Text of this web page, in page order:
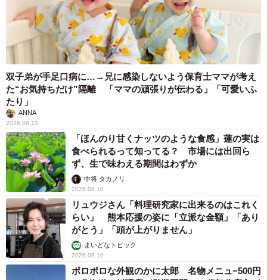
双子弟が手足口病に…→兄に感染しないよう保育士ママが考え
た“お気持ちだけ”隔離 「ママの頑張りが伝わる」「可愛いふ
たり」
ANNA
2026.08.10
「ほんのり甘くナッツのような食感」蓮の実は
食べられるって知ってる？ 市場には出回ら
ず、生で味わえる期間はわずか
中将 タカノリ
2026.08.10
リュウジさん「料理研究家に出来るのはこれく
らい」 熊本応援の姿に「立派な金額」「あり
がとう」「頭が上がりません」
まいどなトピック
2026.08.10
ボロボロな外観のかに太郎 名物メニュ−500円